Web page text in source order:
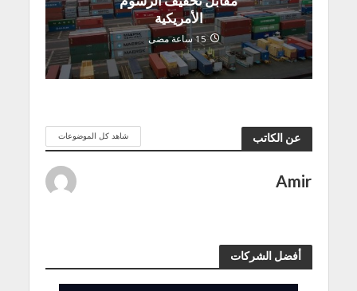
الأمريكية
15 ساعة مضى
عن الكاتب شاهد كل الموضوعات
Amir
أفضل الشركات